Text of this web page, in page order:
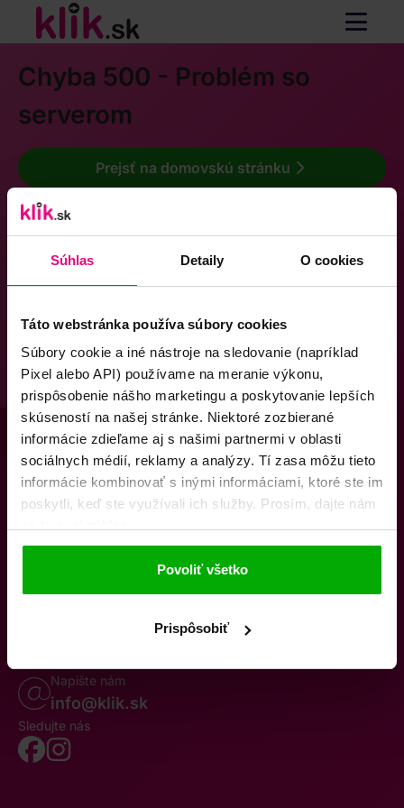
Súhlas Detaily O cookies
Táto webstránka používa súbory cookies
Súbory cookie a iné nástroje na sledovanie (napríklad
Pixel alebo API) používame na meranie výkonu,
prispôsobenie nášho marketingu a poskytovanie lepších
skúseností na našej stránke. Niektoré zozbierané
informácie zdieľame aj s našimi partnermi v oblasti
sociálnych médií, reklamy a analýzy. Tí zasa môžu tieto
informácie kombinovať s inými informáciami, ktoré ste im
poskytli, keď ste využívali ich služby. Prosím, dajte nám
Povoliť všetko
Prispôsobiť
Chyba 500 - Problém so
serverom
Prejsť na domovskú stránku
O násKontaktyK stiahnutiuObchodné podmienky
Odstúpenie od zmluvy
Oznámenie o cezhraničnej fúziiReklamačný poriadok
Volajte po–pia 8–19
Napište nám
info@klik.sk
Sledujte nás